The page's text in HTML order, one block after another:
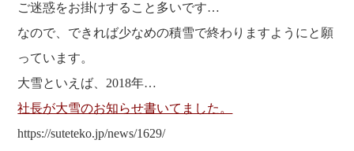
ご迷惑をお掛けすること多いです…
なので、できれば少なめの積雪で終わりますようにと願
っています。
大雪といえば、2018年…
社長が大雪のお知らせ書いてました。
https://suteteko.jp/news/1629/